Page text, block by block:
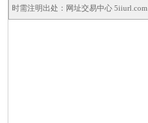
时需注明出处：网址交易中心 5iiurl.com